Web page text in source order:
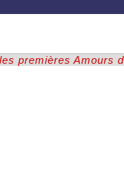
premières Amours